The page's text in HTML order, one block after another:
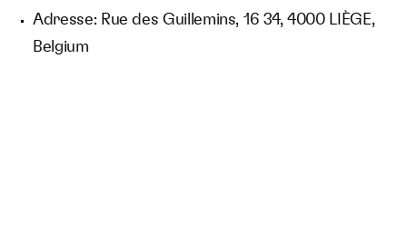
Adresse: Rue des Guillemins, 16 34, 4000 LIÈGE,
Belgium